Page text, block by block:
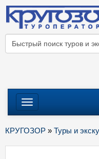
Меню
КРУГОЗОР » Туры и